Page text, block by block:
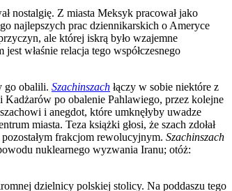
nostalgię. Z miasta Meksyk pracował jako
najlepszych prac dziennikarskich o Ameryce
ale której iskrą było wzajemne
właśnie relacja tego współczesnego
go obalili. Szachinszach łączy w sobie niektóre z
po obalenie Pahlawiego, przez kolejne
i anegdot, które umknęłyby uwadze
miasta. Teza książki głosi, że szach zdołał
frakcjom rewolucyjnym. Szachinszach
nuklearnego wyzwania Iranu; otóż:
dzielnicy polskiej stolicy. Na poddaszu tego